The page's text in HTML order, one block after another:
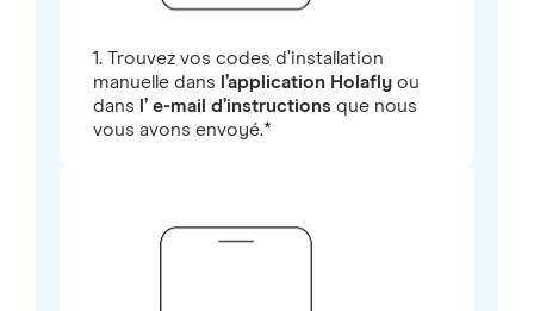
1. Trouvez vos codes d’installation
manuelle dans l’application Holaflyou
dans l’ e-mail d’instructionsque nous
vous avons envoyé.*